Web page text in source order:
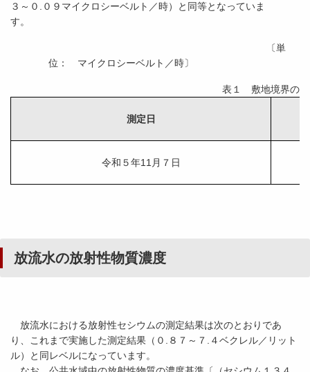
３～０.０９マイクロシーベルト／時）と同等となっていま
す。
〔単
位： マイクロシーベルト／時〕
表１ 敷地境界の空
測定日
令和５年11月７日
放流水の放射性物質濃度
放流水における放射性セシウムの測定結果は次のとおりであ
り、これまで実施した測定結果（０.８７～７.４ベクレル／リット
ル）と同レベルになっています。